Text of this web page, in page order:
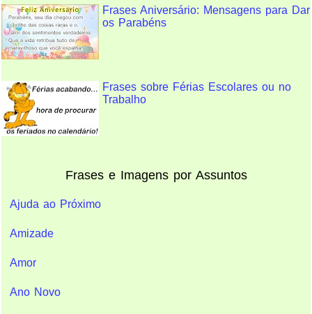
Frases Aniversário: Mensagens para Dar
os Parabéns
Frases sobre Férias Escolares ou no
Trabalho
Frases e Imagens por Assuntos
Ajuda ao Próximo
Amizade
Amor
Ano Novo